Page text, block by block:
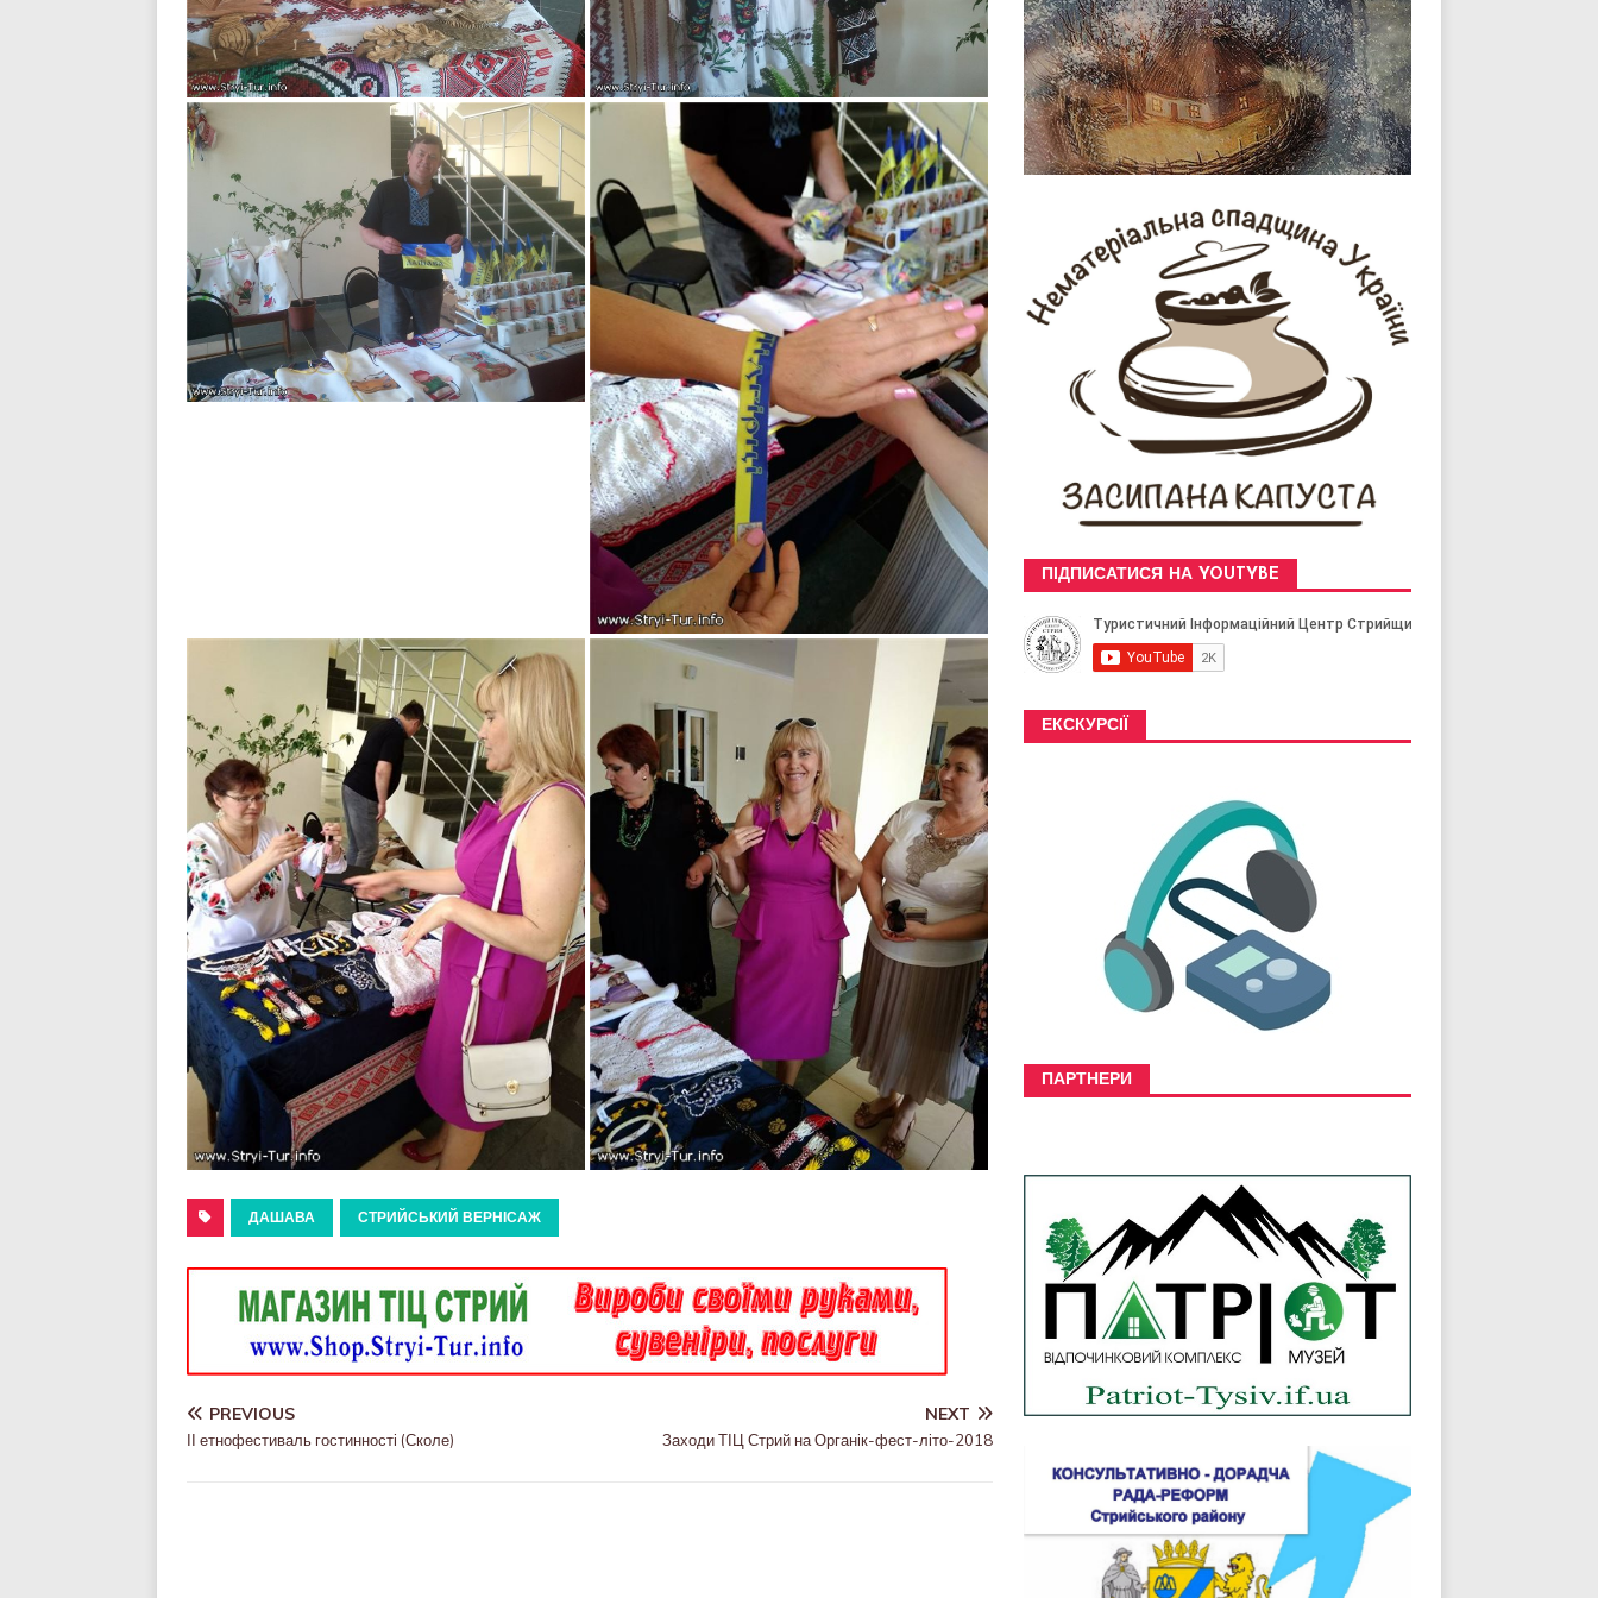
ДАШАВА СТРИЙСЬКИЙ ВЕРНІСАЖ
PREVIOUS
ІІ етнофестиваль гостинності (Сколе)
NEXT
Заходи ТІЦ Стрий на Органік-фест-літо-2018
ПІДПИСАТИСЯ НА YOUTYBE
ЕКСКУРСІЇ
ПАРТНЕРИ